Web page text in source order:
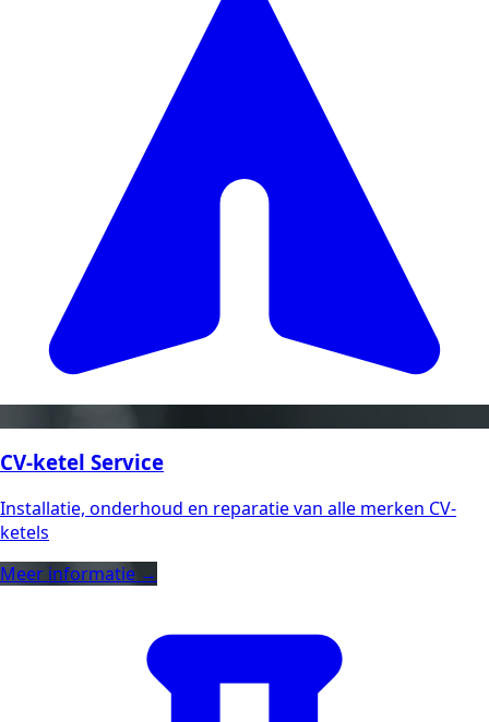
CV-ketel Service
Installatie, onderhoud en reparatie van alle merken CV-
ketels
Meer informatie →